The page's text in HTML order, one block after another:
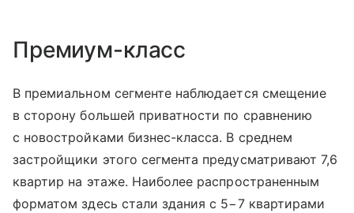
Премиум-класс
В премиальном сегменте наблюдается смещение
в сторону большей приватности по сравнению
с новостройками бизнес-класса. В среднем
застройщики этого сегмента предусматривают 7,6
квартир на этаже. Наиболее распространенным
форматом здесь стали здания с 5−7 квартирами